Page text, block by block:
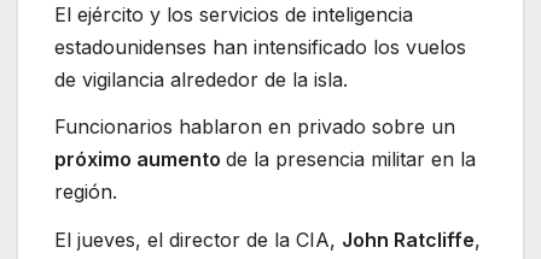
El ejército y los servicios de inteligencia
estadounidenses han intensificado los vuelos
de vigilancia alrededor de la isla.
Funcionarios hablaron en privado sobre un
próximo aumento de la presencia militar en la
región.
El jueves, el director de la CIA, John Ratcliffe,